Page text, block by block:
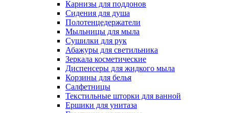
Карнизы для поддонов
Сидения для душа
Полотенцедержатели
Мыльницы для мыла
Сушилки для рук
Абажуры для светильника
Зеркала косметические
Диспенсеры для жидкого мыла
Корзины для белья
Салфетницы
Текстильные шторки для ванной
Ершики для унитаза